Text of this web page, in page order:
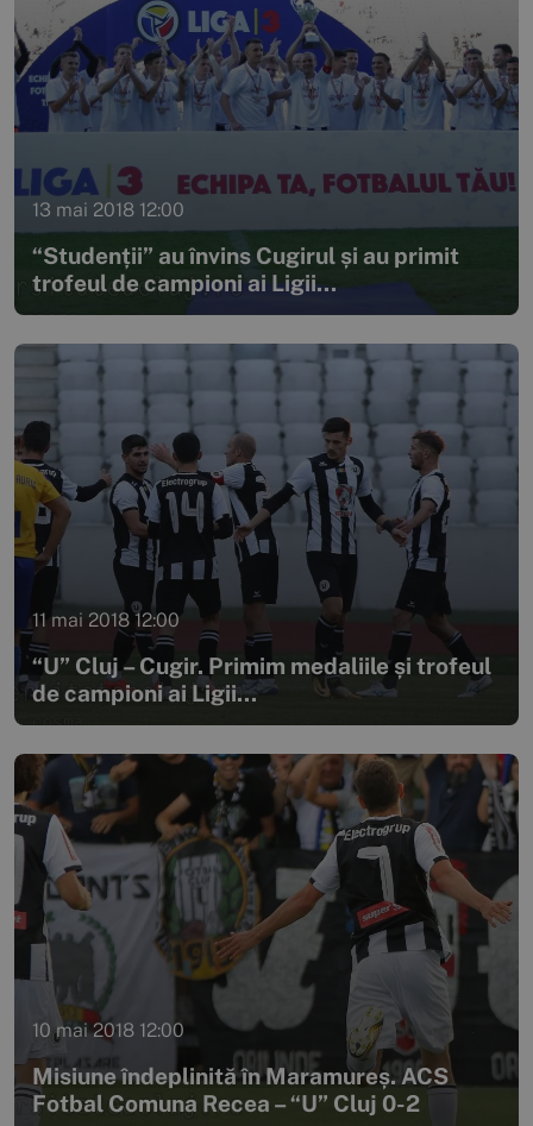
13 mai 2018 12:00
“Studenții” au învins Cugirul și au primit
trofeul de campioni ai Ligii...
11 mai 2018 12:00
“U” Cluj – Cugir. Primim medaliile și trofeul
de campioni ai Ligii...
10 mai 2018 12:00
Misiune îndeplinită în Maramureș. ACS
Fotbal Comuna Recea – “U” Cluj 0-2